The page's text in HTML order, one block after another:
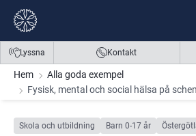
Gå till innehåll
Gå till meny
Gå till sidfot
Lyssna Kontakt
Hem
Alla goda exempel
Fysisk, mental och social hälsa på
Skola och utbildning Barn 0-17 år